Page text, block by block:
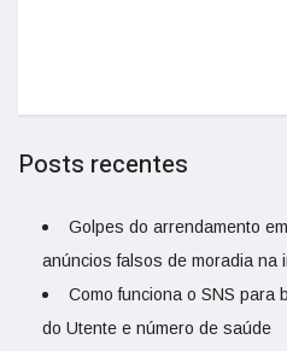
Posts recentes
Golpes do arrendamento
anúncios falsos de moradia na
Como funciona o SNS para
do Utente e número de saúde